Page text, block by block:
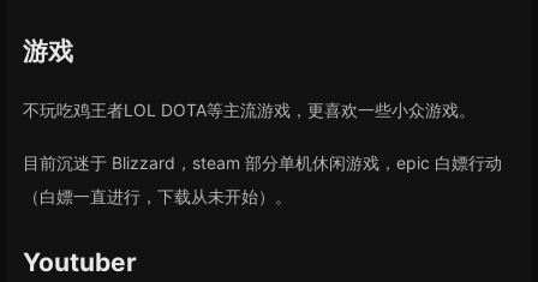
游戏
不玩吃鸡王者LOL DOTA等主流游戏，更喜欢一些小众游戏。
目前沉迷于 Blizzard，steam 部分单机休闲游戏，epic 白嫖行动
（白嫖一直进行，下载从未开始）。
Youtuber